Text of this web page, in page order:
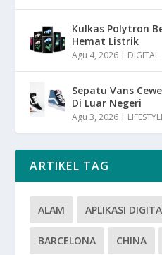
Kulkas Polytron
Hemat Listrik
Agu 4, 2026 | DIGITAL
Sepatu Vans
Di Luar Negeri
Agu 3, 2026 |
ARTIKEL TAG
ALAM APLIKASI
BARCELONA CHINA